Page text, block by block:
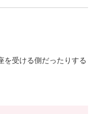
を受ける側だったりする